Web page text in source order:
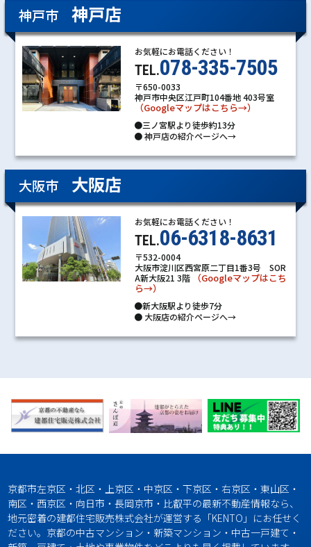
神戸市 神戸店
お気軽にお電話ください！
TEL.078-335-7505
〒650-0033
神戸市中央区江戸町104番地 403号室
（Googleマップはこちら→）
●三ノ宮駅より徒歩約13分
●神戸店の紹介ページへ→
大阪市 大阪店
お気軽にお電話ください！
TEL.06-6318-8631
〒532-0004
大阪市淀川区西宮原二丁目1番3号 SOR
A新大阪21 3階
（Googleマップはこち
ら→）
●新大阪駅より徒歩7分
●大阪店の紹介ページへ→
京都市左京区・北区・上京区・中京区・下京区・右京区・東山区・
南区・西京区・向日市・長岡京市・比叡平の最新不動産情報なら、
地元密着の建都住宅販売株式会社が運営する「KENTO」にお任せく
ださい。京都の中古マンション・新築マンション・中古一戸建て・